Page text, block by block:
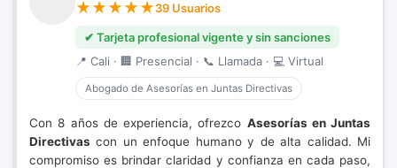
39 Usuarios
✔ Tarjeta profesional vigente y sin sanciones
📍 Cali · 🏢 Presencial · 📞 Llamada · 💻 Virtual
Abogado de Asesorías en Juntas Directivas
Con 8 años de experiencia, ofrezco Asesorías en Juntas
Directivas con un enfoque humano y de alta calidad. Mi
compromiso es brindar claridad y confianza en cada paso,